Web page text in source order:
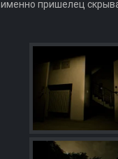
именно пришелец